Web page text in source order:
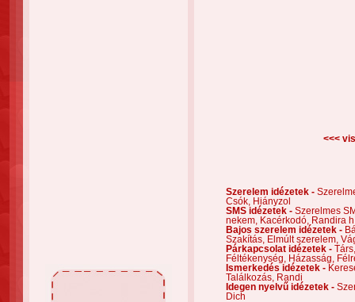
<<<
Szerelem idézetek -
Csók,
Hiányzol
SMS idézetek - Szerelmes
nekem,
Kacérkodó,
Randira
Bajos szerelem idézetek -
Szakítás,
Elmúlt szerelem,
Párkapcsolat idézetek -
Féltékenység,
Házasság,
Ismerkedés idézetek -
Találkozás,
Randi
Idegen nyelvű idézetek -
Dich